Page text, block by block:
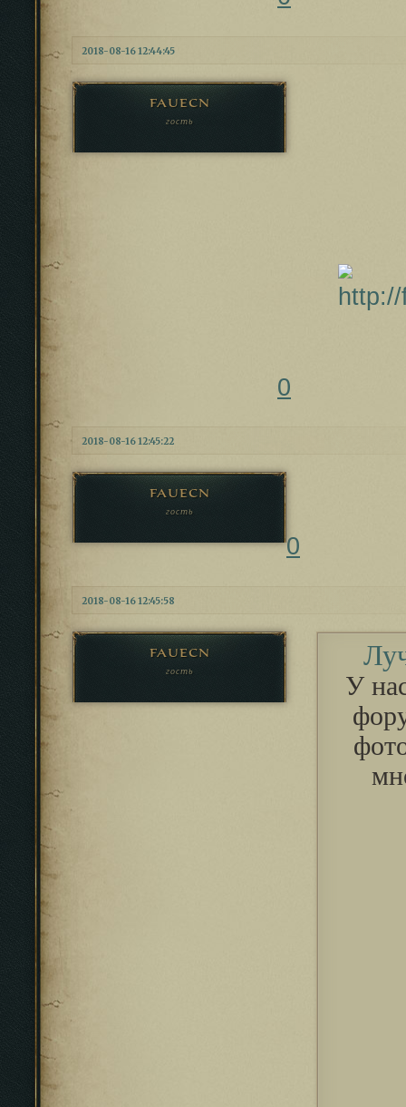
2018-08-16 12:44:45
fauecn
гость
0
2018-08-16 12:45:22
fauecn
гость
0
2018-08-16 12:45:58
fauecn
гость
У